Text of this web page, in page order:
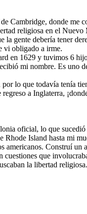
Cambridge, donde
religiosa en el Nuevo
la gente debería tener
vi obligado a irme.
en 1629 y tuvimos 6
mi nombre. Es uno
lo que todavía tenía
a Inglaterra,
oficial, lo que
Island hasta mi
Construí
que
la libertad religiosa.